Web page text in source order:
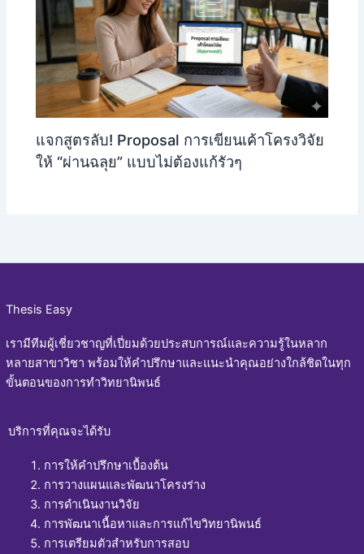
แจกสูตรลับ! Proposal การเขียนเค้าโครงวิจัย
ให้ “ผ่านฉลุย” แบบไม่ต้องแก้รัวๆ
Thesis Easy
เรามีทีมผู้เชี่ยวชาญที่เปี่ยมด้วยประสบการณ์และความรู้ในหลาก
หลายสาขาวิชา พร้อมให้คำปรึกษาและแนะนำคุณอย่างใกล้ชิดในทุก
ขั้นตอนของการทำวิทยานิพนธ์
บริการที่คุณจะได้รับ
การให้คำปรึกษาเบื้องต้น
การวางแผนและพัฒนาโครงร่าง
การดำเนินงานวิจัย
การพัฒนาเนื้อหาและการแก้ไขวิทยานิพนธ์
การเตรียมตัวสำหรับการสอบ